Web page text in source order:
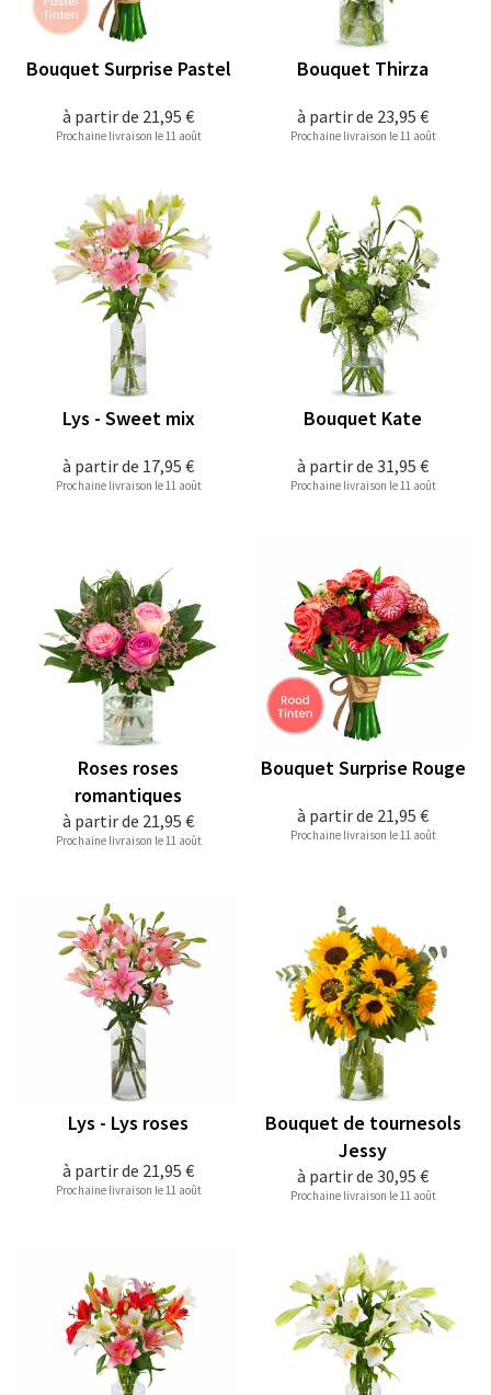
à partir de 21,95 €
Bouquet Surprise Pastel
Prochaine livraison le 11 août
à partir de 23,95 €
Bouquet Thirza
Prochaine livraison le 11 août
à partir de 17,95 €
Lys - Sweet mix
Prochaine livraison le 11 août
à partir de 31,95 €
Bouquet Kate
Prochaine livraison le 11 août
à partir de 21,95 €
Roses roses
romantiques
Prochaine livraison le 11 août
à partir de 21,95 €
Bouquet Surprise Rouge
Prochaine livraison le 11 août
à partir de 21,95 €
Lys - Lys roses
Prochaine livraison le 11 août
à partir de 30,95 €
Bouquet de tournesols
Jessy
Prochaine livraison le 11 août